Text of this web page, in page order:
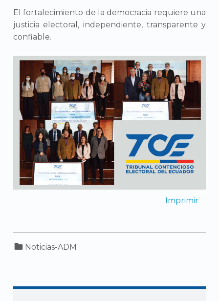
El fortalecimiento de la democracia requiere una
justicia electoral, independiente, transparente y
confiable.
Imprimir
Noticias-ADM